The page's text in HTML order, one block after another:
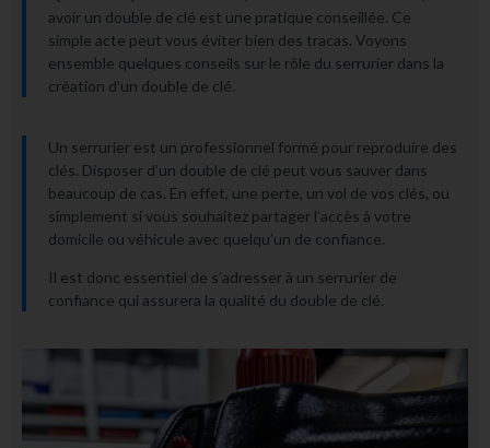
avoir un double de clé est une pratique conseillée. Ce
simple acte peut vous éviter bien des tracas. Voyons
ensemble quelques conseils sur le rôle du serrurier dans la
création d’un double de clé.
Un serrurier est un professionnel formé pour reproduire des
clés. Disposer d’un double de clé peut vous sauver dans
beaucoup de cas. En effet, une perte, un vol de vos clés, ou
simplement si vous souhaitez partager l’accès à votre
domicile ou véhicule avec quelqu’un de confiance.
Il est donc essentiel de s’adresser à un serrurier de
confiance qui assurera la qualité du double de clé.